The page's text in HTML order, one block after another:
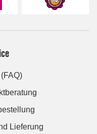
Lieferung